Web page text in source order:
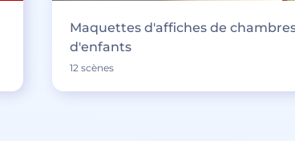
Maquettes d'affiches de
d'enfants
12 scènes